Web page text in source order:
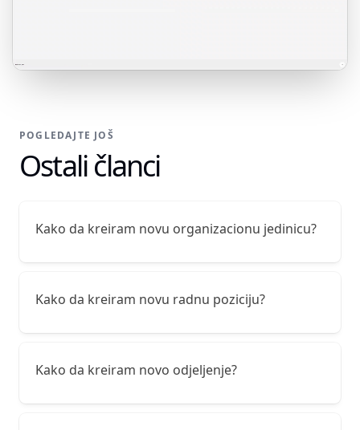
POGLEDAJTE JOŠ
Ostali članci
Kako da kreiram novu organizacionu jedinicu?
Kako da kreiram novu radnu poziciju?
Kako da kreiram novo odjeljenje?